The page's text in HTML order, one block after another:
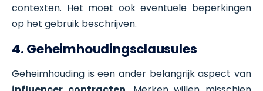
contexten. Het moet ook eventuele beperkingen
op het gebruik beschrijven.
4. Geheimhoudingsclausules
Geheimhouding is een ander belangrijk aspect van